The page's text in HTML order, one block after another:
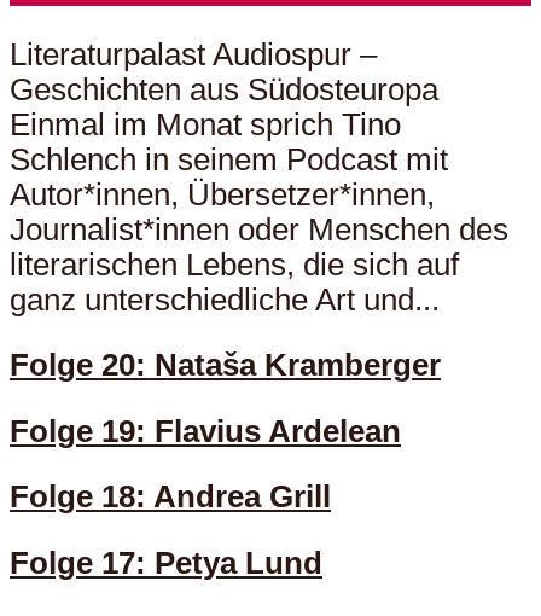
Literaturpalast Audiospur –
Geschichten aus Südosteuropa
Einmal im Monat sprich Tino
Schlench in seinem Podcast mit
Autor*innen, Übersetzer*innen,
Journalist*innen oder Menschen des
literarischen Lebens, die sich auf
ganz unterschiedliche Art und...
Folge 20: Nataša Kramberger
Folge 19: Flavius Ardelean
Folge 18: Andrea Grill
Folge 17: Petya Lund